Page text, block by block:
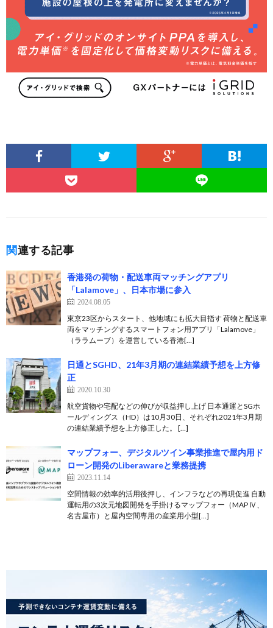
関連する記事
香港発の荷物・配送車両マッチングアプリ
「Lalamove」、日本市場に参入
2024.08.05
東京23区からスタート、他地域にも拡大目指す 荷物と配送車
両をマッチングするスマートフォン用アプリ「Lalamove」
（ララムーブ）を運営している香港[…]
日通とSGHD、21年3月期の連結業績予想を上方修
正
2020.10.30
航空貨物や宅配などの伸びが収益押し上げ 日本通運とSGホ
ールディングス（HD）は10月30日、それぞれ2021年3月期
の連結業績予想を上方修正した。 […]
マップフォー、デジタルツイン事業推進で屋内用ド
ローン開発のLiberawareと業務提携
2023.11.14
空間情報の効率的活用後押し、インフラなどの再現促進 自動
運転用の3次元地図開発を手掛けるマップフォー（MAP Ⅳ、
名古屋市）と屋内空間専用の産業用小型[…]